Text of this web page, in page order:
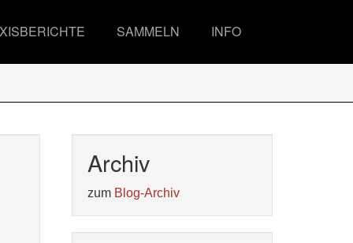
SAMMELN INFO
Archiv
zum Blog-Archiv